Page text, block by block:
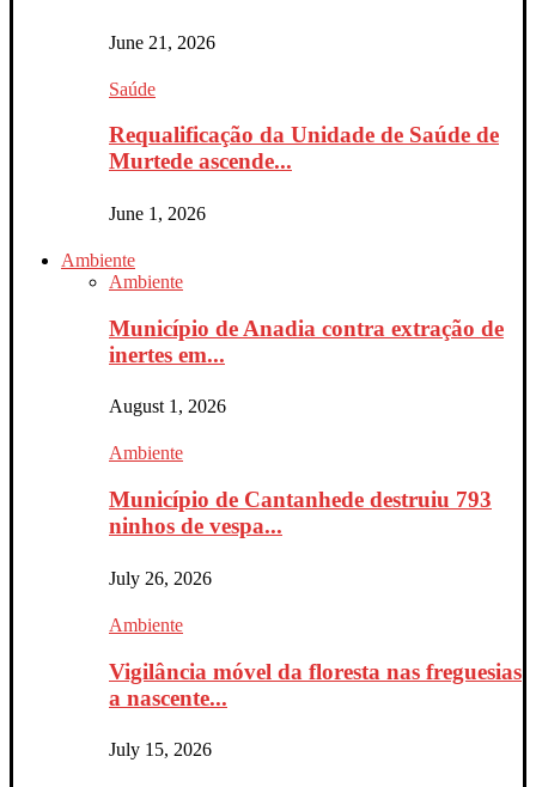
June 21, 2026
Saúde
Requalificação da Unidade de Saúde de
Murtede ascende...
June 1, 2026
Ambiente
Ambiente
Município de Anadia contra extração de
inertes em...
August 1, 2026
Ambiente
Município de Cantanhede destruiu 793
ninhos de vespa...
July 26, 2026
Ambiente
Vigilância móvel da floresta nas freguesias
a nascente...
July 15, 2026